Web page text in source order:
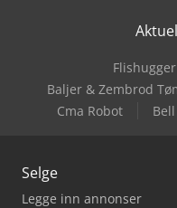
Flishugger
Baljer & Zembrod
Cma Robot
Selge
Legge inn annonser